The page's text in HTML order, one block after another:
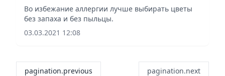
Во избежание аллергии лучше выбирать цветы
без запаха и без пыльцы.
03.03.2021 12:08
pagination.previous pagination.next